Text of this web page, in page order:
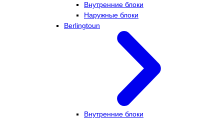
Внутренние блоки
Наружные блоки
Berlingtoun
Внутренние блоки